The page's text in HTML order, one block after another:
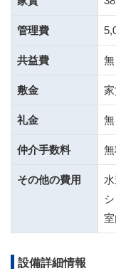
管理費
共益費
敷金
礼金
仲介手数料
その他の費用
設備詳細情報